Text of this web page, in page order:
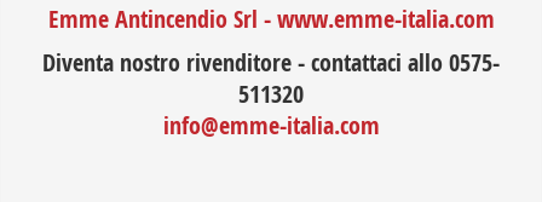
Emme Antincendio Srl - www.emme-italia.com
Diventa nostro rivenditore - contattaci allo 0575-
511320
info@emme-italia.com